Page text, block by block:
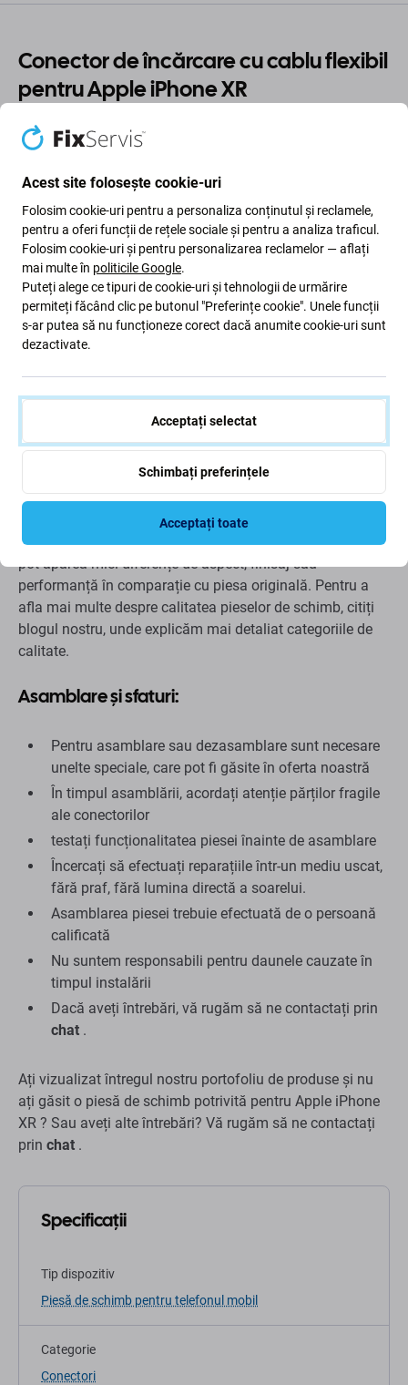
Conector de încărcare cu cablu flexibil
pentru Apple iPhone XR
Acest conector de încărcare cu cablu flexibil
dispozitivul nu se încarcă, se încarcă intermitent, nu este
detectat de un computer sau are un portul de încărcare
defect.
Cablul flexibil de schimb pentru portul de încărcare
la restabilirea funcționalității corecte a încărcării și
conexiunii de date. Este destinat situațiilor de reparații în
care conectorul de încărcare original este uzat, înfundat
mai funcționează corect.
Calitatea pieselor de schimb
Piața pieselor de schimb:Această piesă de schimb este
fabricată ca o alternativă la componenta originală. Este
concepută pentru a oferi o potrivire și o funcționalitate
corespunzătoare dispozitivului compatibil. În cazuri rare,
pot apărea mici diferențe de aspect, finisaj sau
performanță în comparație cu piesa originală. Pentru a
afla mai multe despre calitatea pieselor de schimb, citiți
blogul nostru, unde explicăm mai detaliat categoriile de
calitate.
Asamblare și sfaturi:
Pentru asamblare sau dezasamblare sunt necesare
unelte speciale, care pot fi găsite în oferta noastră
În timpul asamblării, acordați atenție părților fragile
ale conectorilor
testați funcționalitatea piesei înainte de asamblare
Încercați să efectuați reparațiile într-un mediu uscat,
fără praf, fără lumina directă a soarelui.
Asamblarea piesei trebuie efectuată de o persoană
calificată
Nu suntem responsabili pentru daunele cauzate în
timpul instalării
Dacă aveți întrebări, vă rugăm să ne contactați prin
chat .
Ați vizualizat întregul nostru portofoliu de produse și nu
ați găsit o piesă de schimb potrivită pentru Apple iPhone
XR ? Sau aveți alte întrebări? Vă rugăm să ne contactați
prin chat .
Specificații
Tip dispozitiv
Piesă de schimb pentru telefonul mobil
Categorie
Conectori
Acest site folosește cookie-uri
Folosim cookie-uri pentru a personaliza conținutul și reclamele,
pentru a oferi funcții de rețele sociale și pentru a analiza traficul.
Folosim cookie-uri și pentru personalizarea reclamelor — aflați
mai multe în politicile Google.
Puteți alege ce tipuri de cookie-uri și tehnologii de urmărire
permiteți făcând clic pe butonul "Preferințe cookie". Unele funcții
s-ar putea să nu funcționeze corect dacă anumite cookie-uri sunt
dezactivate.
Acceptați selectat
Schimbați preferințele
Acceptați toate